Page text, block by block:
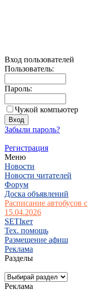
Вход пользователей
Пользователь:
Пароль:
Чужой компьютер
Забыли пароль?
Регистрация
Меню
Новости
Новости читателей
Форум
Доска объявлений
Расписание автобусов с
15.04.2026
SETIкет
Тех. помощь
Размещение афиш
Реклама
Разделы
Реклама